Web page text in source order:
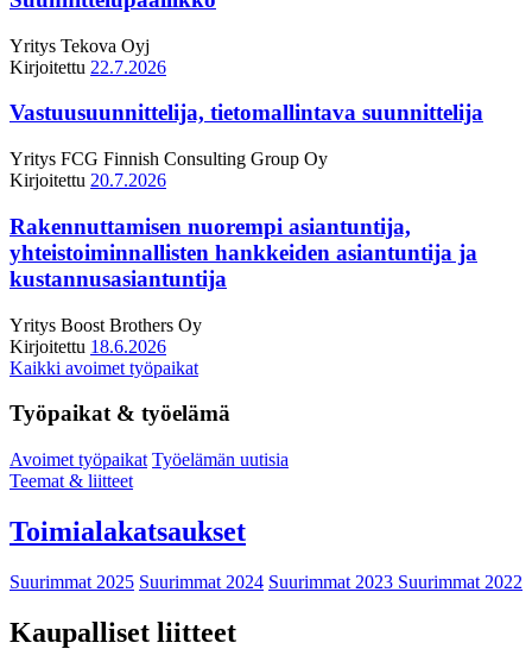
Yritys Tekova Oyj
Kirjoitettu 22.7.2026
Vastuusuunnittelija, tietomallintava suunnittelija
Yritys FCG Finnish Consulting Group Oy
Kirjoitettu 20.7.2026
Rakennuttamisen nuorempi asiantuntija,
yhteistoiminnallisten hankkeiden asiantuntija ja
kustannusasiantuntija
Yritys Boost Brothers Oy
Kirjoitettu 18.6.2026
Kaikki avoimet työpaikat
Työpaikat & työelämä
Avoimet työpaikat Työelämän uutisia
Teemat & liitteet
Toimialakatsaukset
Suurimmat 2025 Suurimmat 2024 Suurimmat 2023 Suurimmat 2022
Kaupalliset liitteet